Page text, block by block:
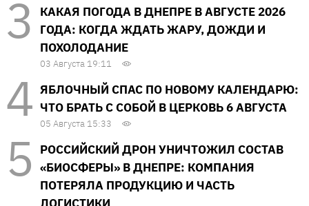
КАКАЯ ПОГОДА В ДНЕПРЕ В АВГУСТЕ 2026
ГОДА: КОГДА ЖДАТЬ ЖАРУ, ДОЖДИ И
ПОХОЛОДАНИЕ
03 Августа 19:11
ЯБЛОЧНЫЙ СПАС ПО НОВОМУ КАЛЕНДАРЮ:
ЧТО БРАТЬ С СОБОЙ В ЦЕРКОВЬ 6 АВГУСТА
05 Августа 15:33
РОССИЙСКИЙ ДРОН УНИЧТОЖИЛ СОСТАВ
«БИОСФЕРЫ» В ДНЕПРЕ: КОМПАНИЯ
ПОТЕРЯЛА ПРОДУКЦИЮ И ЧАСТЬ